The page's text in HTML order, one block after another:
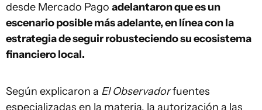
desde Mercado Pago adelantaron que es un
escenario posible más adelante, en línea con la
estrategia de seguir robusteciendo su ecosistema
financiero local.
Según explicaron a El Observadorfuentes
especializadas en la materia, la autorización a las